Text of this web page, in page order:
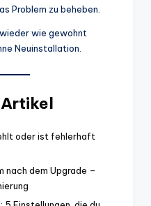
Problem zu beheben.
wieder wie gewohnt
Neuinstallation.
oder ist fehlerhaft
nach dem Upgrade –